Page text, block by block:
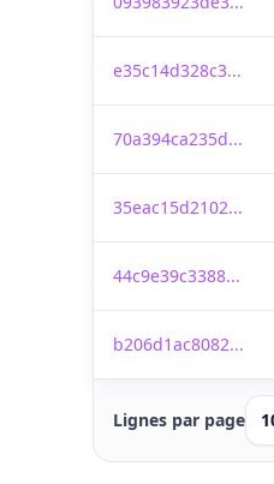
e35c14d328c3...
70a394ca235d...
35eac15d2102...
44c9e39c3388...
b206d1ac8082...
Lignes par page